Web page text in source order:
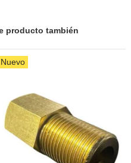
producto también
Nuevo